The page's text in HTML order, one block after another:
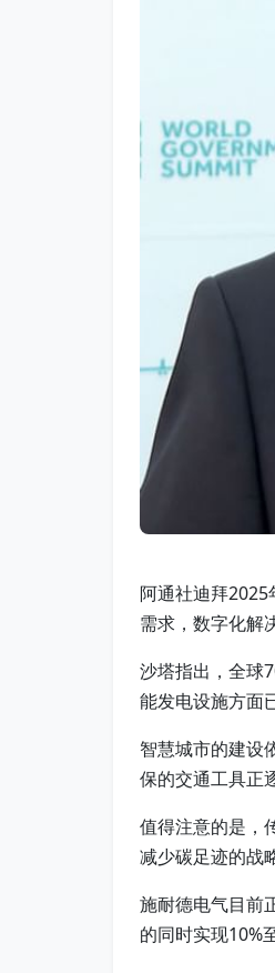
阿通社迪拜
需求，数字化解
沙塔指出，全球
能发电设施方面
智慧城市的建设
保的交通工具正
值得注意的是，
减少碳足迹的战
施耐德电气目前
的同时实现10%